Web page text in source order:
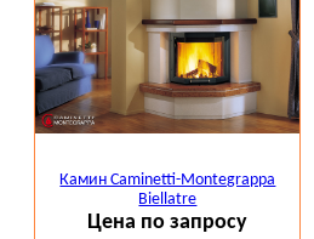
Камин Caminetti-Montegrappa
Biellatre
Цена по запросу